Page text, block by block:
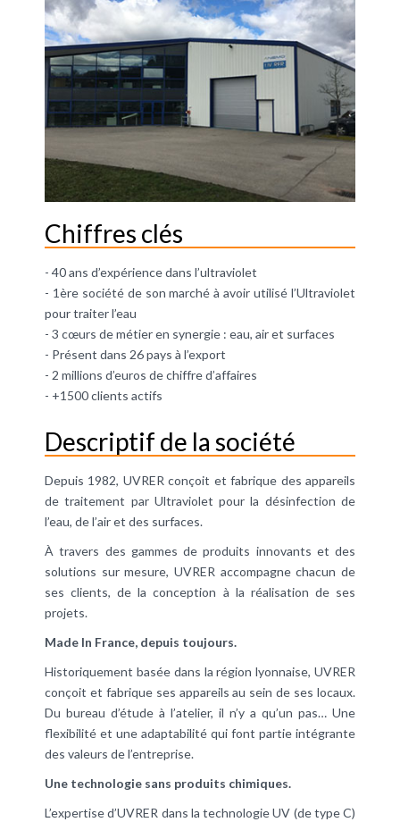
Chiffres clés
- 40 ans d’expérience dans l’ultraviolet
- 1ère société de son marché à avoir utilisé l’Ultraviolet
pour traiter l’eau
- 3 cœurs de métier en synergie : eau, air et surfaces
- Présent dans 26 pays à l’export
- 2 millions d’euros de chiffre d’affaires
- +1500 clients actifs
Descriptif de la société
Depuis 1982, UVRER conçoit et fabrique des appareils
de traitement par Ultraviolet pour la désinfection de
l’eau, de l’air et des surfaces.
À travers des gammes de produits innovants et des
solutions sur mesure, UVRER accompagne chacun de
ses clients, de la conception à la réalisation de ses
projets.
Made In France, depuis toujours.
Historiquement basée dans la région lyonnaise, UVRER
conçoit et fabrique ses appareils au sein de ses locaux.
Du bureau d’étude à l’atelier, il n’y a qu’un pas… Une
flexibilité et une adaptabilité qui font partie intégrante
des valeurs de l’entreprise.
Une technologie sans produits chimiques.
L’expertise d’UVRER dans la technologie UV (de type C)